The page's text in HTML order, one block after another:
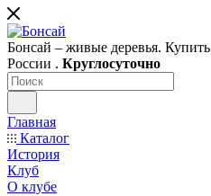
Бонсай – живые деревья.
России . Круглосуточно
Главная
Каталог
История
Клуб
О клубе